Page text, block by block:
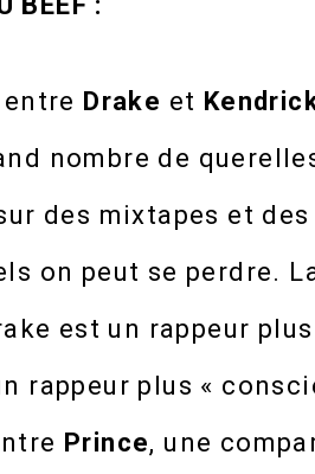
Drake et
nombre de
des mixtapes et
on peut se perdre.
est un rappeur
rappeur plus «
Prince, une